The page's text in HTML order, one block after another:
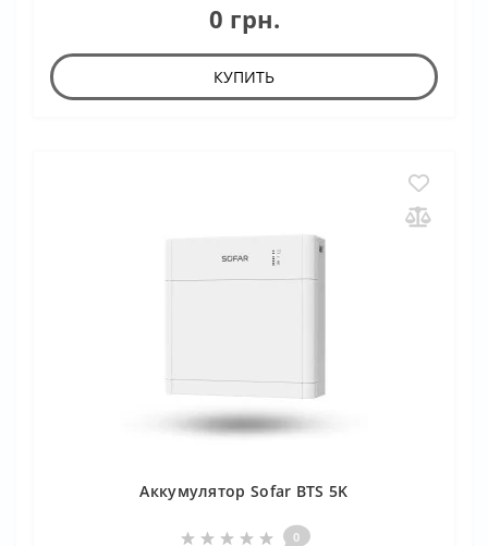
0 грн.
КУПИТЬ
Аккумулятор Sofar BTS 5K
0